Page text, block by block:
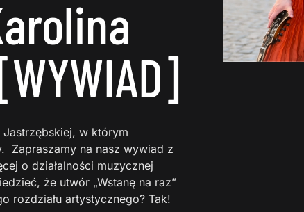
w którym
Zapraszamy na nasz wywiad z
o działalności muzycznej
że utwór „Wstanę na raz”
rozdziału artystycznego? Tak!